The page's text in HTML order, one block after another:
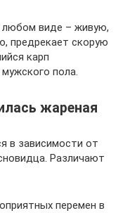
любом виде – живую,
предрекает скорую
карп
пола.
жареная
в зависимости от
Различают
перемен в